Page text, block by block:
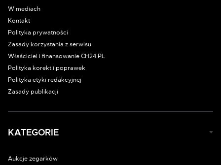
W mediach
Kontakt
Polityka prywatności
Zasady korzystania z serwisu
Właściciel i finansowanie CH24.PL
Polityka korekt i poprawek
Polityka etyki redakcyjnej
Zasady publikacji
KATEGORIE
Aukcje zegarków